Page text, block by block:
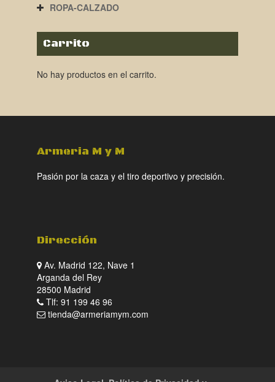
ROPA-CALZADO
Carrito
No hay productos en el carrito.
Armeria M y M
Pasión por la caza y el tiro deportivo y precisión.
Dirección
Av. Madrid 122, Nave 1
Arganda del Rey
28500 Madrid
Tlf: 91 199 46 96
tienda@armeriamym.com